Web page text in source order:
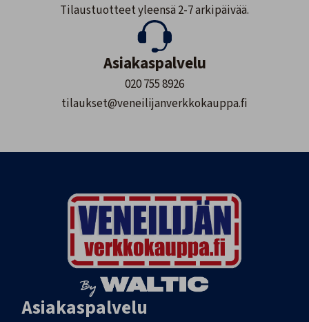
Tilaustuotteet yleensä 2-7 arkipäivää.
Asiakaspalvelu
020 755 8926
tilaukset@veneilijanverkkokauppa.fi
Asiakaspalvelu